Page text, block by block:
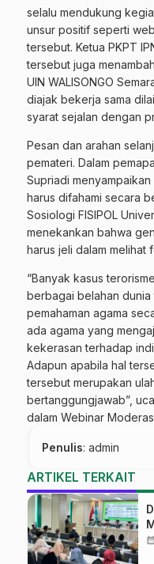
selalu mendukung
unsur positif seperti
tersebut. Ketua PKPT
tersebut juga
UIN WALISONGO
diajak bekerja sama
syarat sejalan dengan
Pesan dan arahan
pemateri. Dalam
Supriadi
harus difahami secara
Sosiologi FISIPOL
menekankan bahwa
harus jeli dalam melihat
“Banyak kasus
berbagai belahan
pemahaman agama
ada agama yang
kekerasan terhadap
Adapun apabila hal
tersebut merupakan
bertanggungjawab”,
dalam Webinar
Penulis: admin
ARTIKEL TERKAIT
calendar_month